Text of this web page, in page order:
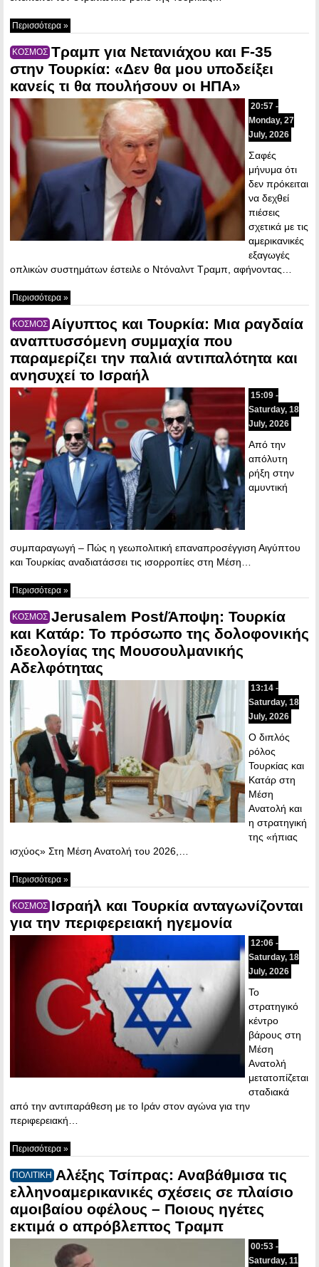
Περισσότερα »
ΚΟΣΜΟΣ Τραμπ για Νετανιάχου και F-35
στην Τουρκία: «Δεν θα μου υποδείξει
κανείς τι θα πουλήσουν οι ΗΠΑ»
20:57 -
Monday, 27
July, 2026
Σαφές
μήνυμα ότι
δεν πρόκειται
να δεχθεί
πιέσεις
σχετικά με τις
αμερικανικές
εξαγωγές
οπλικών συστημάτων έστειλε ο Ντόναλντ Τραμπ, αφήνοντας…
Περισσότερα »
ΚΟΣΜΟΣ Αίγυπτος και Τουρκία: Μια ραγδαία
αναπτυσσόμενη συμμαχία που
παραμερίζει την παλιά αντιπαλότητα και
ανησυχεί το Ισραήλ
15:09 -
Saturday, 18
July, 2026
Από την
απόλυτη
ρήξη στην
αμυντική
συμπαραγωγή – Πώς η γεωπολιτική επαναπροσέγγιση Αιγύπτου
και Τουρκίας αναδιατάσσει τις ισορροπίες στη Μέση…
Περισσότερα »
ΚΟΣΜΟΣ Jerusalem Post/Άποψη: Τουρκία
και Κατάρ: Το πρόσωπο της δολοφονικής
ιδεολογίας της Μουσουλμανικής
Αδελφότητας
13:14 -
Saturday, 18
July, 2026
Ο διπλός
ρόλος
Τουρκίας και
Κατάρ στη
Μέση
Ανατολή και
η στρατηγική
της «ήπιας
ισχύος» Στη Μέση Ανατολή του 2026,…
Περισσότερα »
ΚΟΣΜΟΣ Ισραήλ και Τουρκία ανταγωνίζονται
για την περιφερειακή ηγεμονία
12:06 -
Saturday, 18
July, 2026
Το
στρατηγικό
κέντρο
βάρους στη
Μέση
Ανατολή
μετατοπίζεται
σταδιακά
από την αντιπαράθεση με το Ιράν στον αγώνα για την
περιφερειακή…
Περισσότερα »
ΠΟΛΙΤΙΚΗ Αλέξης Τσίπρας: Αναβάθμισα τις
ελληνοαμερικανικές σχέσεις σε πλαίσιο
αμοιβαίου οφέλους – Ποιους ηγέτες
εκτιμά ο απρόβλεπτος Τραμπ
00:53 -
Saturday, 11